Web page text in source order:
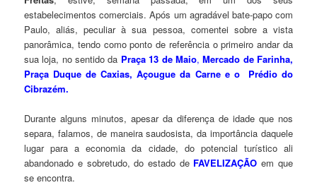
estabelecimentos comerciais. Após um agradável bate-papo com
Paulo, aliás, peculiar à sua pessoa, comentei sobre a vista
panorâmica, tendo como ponto de referência o primeiro andar da
sua loja, no sentido da Praça 13 de Maio,Mercado de Farinha,
Praça Duque de Caxias, Açougue da Carne e o Prédio do
Cibrazém.
Durante alguns minutos, apesar da diferença de idade que nos
separa, falamos, de maneira saudosista, da importância daquele
lugar para a economia da cidade, do potencial turístico ali
abandonado e sobretudo, do estado de FAVELIZAÇÃO em que
se encontra.